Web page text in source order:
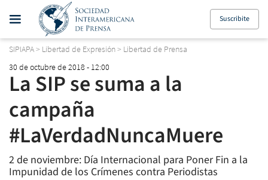
Suscribite
SIPIAPA> Libertad de Expresión> Libertad de Prensa
30 de octubre de 2018 - 12:00
La SIP se suma a la
campaña
#LaVerdadNuncaMuere
2 de noviembre: Día Internacional para Poner Fin a la
Impunidad de los Crímenes contra Periodistas